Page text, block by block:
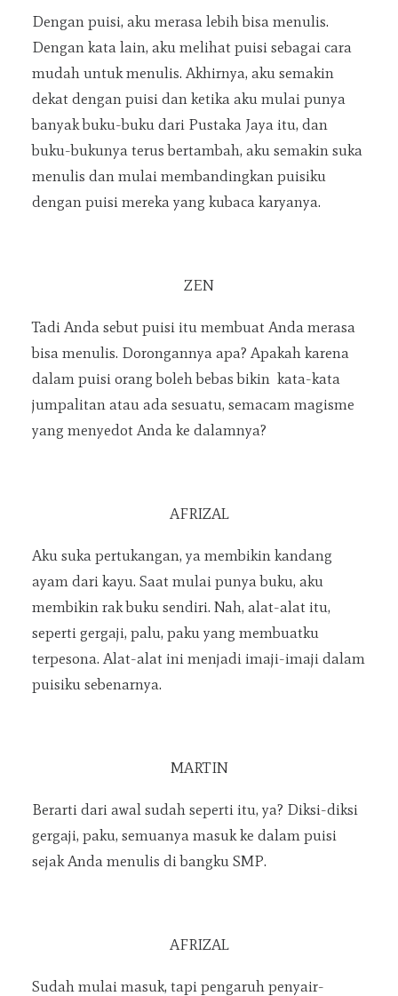
Dengan puisi, aku merasa lebih bisa menulis.
Dengan kata lain, aku melihat puisi sebagai cara
mudah untuk menulis. Akhirnya, aku semakin
dekat dengan puisi dan ketika aku mulai punya
banyak buku-buku dari Pustaka Jaya itu, dan
buku-bukunya terus bertambah, aku semakin suka
menulis dan mulai membandingkan puisiku
dengan puisi mereka yang kubaca karyanya.
ZEN
Tadi Anda sebut puisi itu membuat Anda merasa
bisa menulis. Dorongannya apa? Apakah karena
dalam puisi orang boleh bebas bikin kata-kata
jumpalitan atau ada sesuatu, semacam magisme
yang menyedot Anda ke dalamnya?
AFRIZAL
Aku suka pertukangan, ya membikin kandang
ayam dari kayu. Saat mulai punya buku, aku
membikin rak buku sendiri. Nah, alat-alat itu,
seperti gergaji, palu, paku yang membuatku
terpesona. Alat-alat ini menjadi imaji-imaji dalam
puisiku sebenarnya.
MARTIN
Berarti dari awal sudah seperti itu, ya? Diksi-diksi
gergaji, paku, semuanya masuk ke dalam puisi
sejak Anda menulis di bangku SMP.
AFRIZAL
Sudah mulai masuk, tapi pengaruh penyair-